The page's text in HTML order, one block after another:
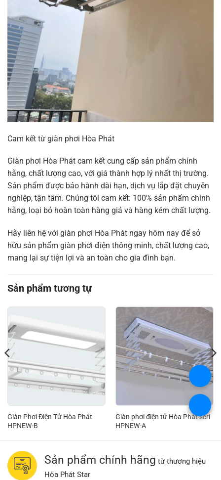
Cam kết từ giàn phơi Hòa Phát
Giàn phơi Hòa Phát cam kết cung cấp sản phẩm chính
hãng, chất lượng cao, với giá thành hợp lý nhất thị trường.
Sản phẩm được bảo hành dài hạn, dịch vụ lắp đặt chuyên
nghiệp, tận tâm. Chúng tôi cam kết: 100% sản phẩm chính
hãng, loại bỏ hoàn toàn hàng giả và hàng kém chất lượng.
Hãy liên hệ với giàn phơi Hòa Phát ngay hôm nay để sở
hữu sản phẩm giàn phơi điện thông minh, chất lượng cao,
mang lại sự tiện lợi và an toàn cho gia đình bạn.
Sản phẩm tương tự
Giàn Phơi Điện Tử Hòa Phát
HPNEW-B
Giàn phơi điện tử Hòa Phát seri
HPNEW-A
Sản phẩm chính hãng từ thương hiệu
Hòa Phát Star